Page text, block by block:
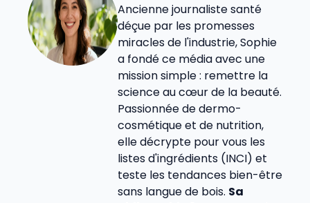
Ancienne journaliste santé
déçue par les promesses
miracles de l'industrie, Sophie
a fondé ce média avec une
mission simple : remettre la
science au cœur de la beauté.
Passionnée de dermo-
cosmétique et de nutrition,
elle décrypte pour vous les
listes d'ingrédients (INCI) et
teste les tendances bien-être
sans langue de bois. Sa